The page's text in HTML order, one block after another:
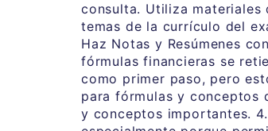
consulta. Utiliza materiales
temas de la currículo del
Haz Notas y Resúmenes
fórmulas financieras se
como primer paso, pero
para fórmulas y conceptos
y conceptos importantes.